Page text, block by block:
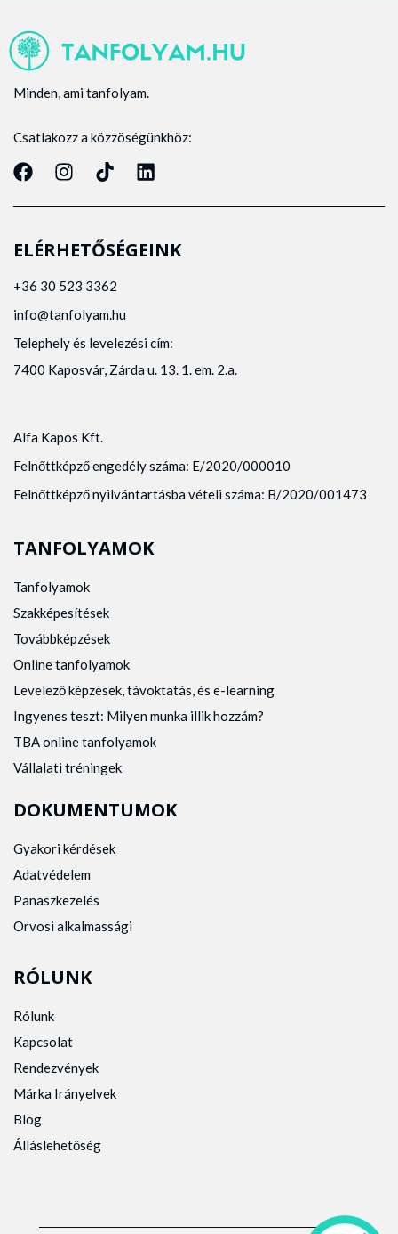
Minden, ami tanfolyam.
Csatlakozz a közzöségünkhöz:
ELÉRHETŐSÉGEINK
+36 30 523 3362
info@tanfolyam.hu
Telephely és levelezési cím:
7400 Kaposvár, Zárda u. 13. 1. em. 2.a.
Alfa Kapos Kft.
Felnőttképző engedély száma: E/2020/000010
Felnőttképző nyilvántartásba vételi száma: B/2020/001473
TANFOLYAMOK
Tanfolyamok
Szakképesítések
Továbbképzések
Online tanfolyamok
Levelező képzések, távoktatás, és e-learning
Ingyenes teszt: Milyen munka illik hozzám?
TBA online tanfolyamok
Vállalati tréningek
DOKUMENTUMOK
Gyakori kérdések
Adatvédelem
Panaszkezelés
Orvosi alkalmassági
RÓLUNK
Rólunk
Kapcsolat
Rendezvények
Márka Irányelvek
Blog
Álláslehetőség